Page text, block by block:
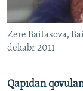
İZ - MƏDƏNIYYƏT
AZADLIQRADIOSU
XƏBƏR
RFE/RL-in
Zere Baitasova,
dekabr 2011
Qapıdan